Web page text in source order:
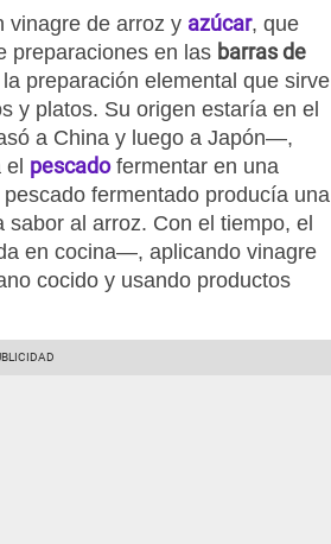
vinagre de arroz y azúcar, que
preparaciones en las barras de
preparación elemental que sirve
y platos. Su origen estaría en el
a China y luego a Japón—,
el pescadofermentar en una
fermentado producía una
al arroz. Con el tiempo, el
en cocina—, aplicando vinagre
cocido y usando productos